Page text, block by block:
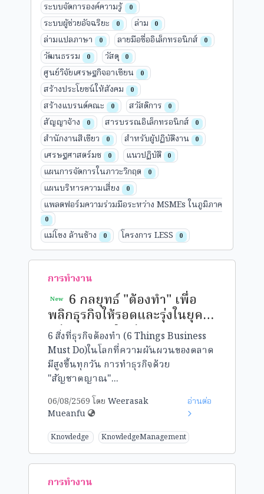
ระบบจัดการองค์ความรู้ 0
ระบบผู้ช่วยอัจฉริยะ 0 ล่าม 0
ล่ามแปลภาษา 0 ลายมือชื่ออิเล็กทรอนิกส์ 0
วัฒนธรรม 0 วัสดุ 0
ศูนย์วิจัยเศรษฐกิจอาเซียน 0
สร้างประโยชน์ให้สังคม 0
สร้างแบรนด์คณะ 0 สวัสดิการ 0
สัญญาจ้าง 0 สารบรรณอิเล็กทรอนิกส์ 0
สำนักงานสีเขียว 0 สำหรับผู้ปฏิบัติงาน 0
เศรษฐศาสตร์มช 0 แนวปฏิบัติ 0
แผนการจัดการในภาวะวิกฤต 0
แผนบริหารความเสี่ยง 0
แพลตฟอร์มความร่วมมือระหว่าง MSMEs ในภูมิภาค
0
แม่โขง ล้านช้าง 0 โครงการ LESS 0
การทำงาน
New
พลิกธุรกิจให้รอดและรุ่งในยุค
Micro-marketing
6 สิ่งที่ธุรกิจต้องทำ (6 Things Business
Must Do)ในโลกที่ความผันผวนของตลาด
มีสูงขึ้นทุกวัน การทำธุรกิจด้วย
"สัญชาตญาณ"...
06/08/2569 โดย Weerasak
Mueanfu
อ่านต่อ
Knowledge KnowledgeManagement
การทำงาน